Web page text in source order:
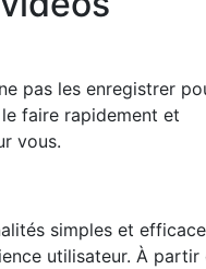
pas les enregistrer
faire rapidement et
vous.
simples et
utilisateur. À partir